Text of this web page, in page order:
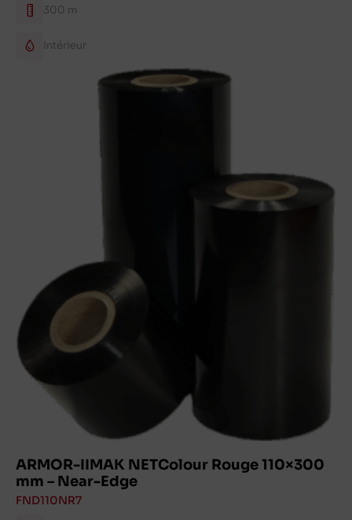
300 m
Intérieur
ARMOR-IIMAK NETColour Rouge 110×300
mm – Near-Edge
FND110NR7